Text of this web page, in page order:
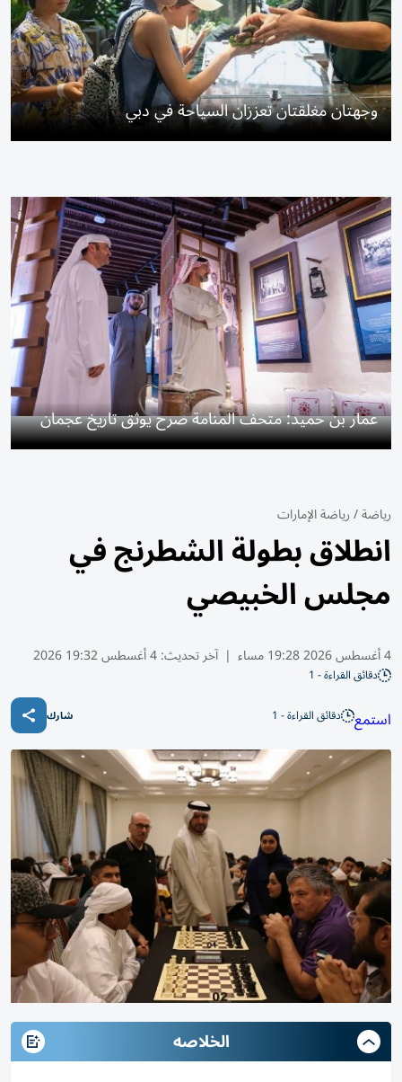
وجهتان مغلقتان تعززان السياحة في دبي
عمار بن حميد: متحف المنامة صرح يوثق تاريخ عجمان
رياضة/رياضة الإمارات
انطلاق بطولة الشطرنج في
مجلس الخبيصي
4 أغسطس 2026 19:28 مساء | آخر تحديث:4 أغسطس 19:32 2026
دقائق القراءة - 1
استمع دقائق القراءة - 1 شارك
الخلاصه